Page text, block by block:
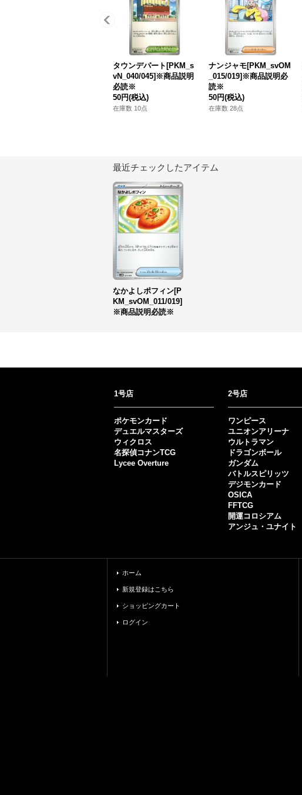
タウンデパート[PKM_s
vN_040/045]※商品説明
必読※
50円(税込)
在庫数 10点
ナンジャモ[PKM_svOM
_015/019]※商品説明必
読※
50円(税込)
在庫数 28点
最近チェックしたアイテム
なかよしポフィン[P
KM_svOM_011/019]
※商品説明必読※
1号店
ポケモンカード
デュエルマスターズ
ウィクロス
名探偵コナンTCG
Lycee Overture
2号店
ワンピース
ユニオンアリーナ
ウルトラマン
ドラゴンボール
ガンダム
バトルスピリッツ
デジモンカード
OSICA
FFTCG
開運コロシアム
アンジュ・ユナイト
ホーム
新規登録はこちら
ショッピングカート
ログイン